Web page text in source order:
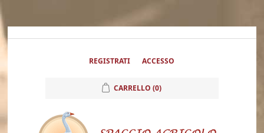
REGISTRATI ACCESSO
CARRELLO (0)